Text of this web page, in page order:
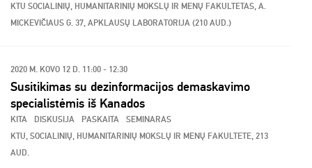
KTU SOCIALINIŲ, HUMANITARINIŲ MOKSLŲ IR MENŲ FAKULTETAS, A.
MICKEVIČIAUS G. 37, APKLAUSŲ LABORATORIJA (210 AUD.)
2020 M. KOVO 12 D. 11:00 - 12:30
Susitikimas su dezinformacijos demaskavimo
specialistėmis iš Kanados
KITA DISKUSIJA PASKAITA
SEMINARAS
KTU, SOCIALINIŲ, HUMANITARINIŲ MOKSLŲ IR MENŲ FAKULTETE, 213
AUD.